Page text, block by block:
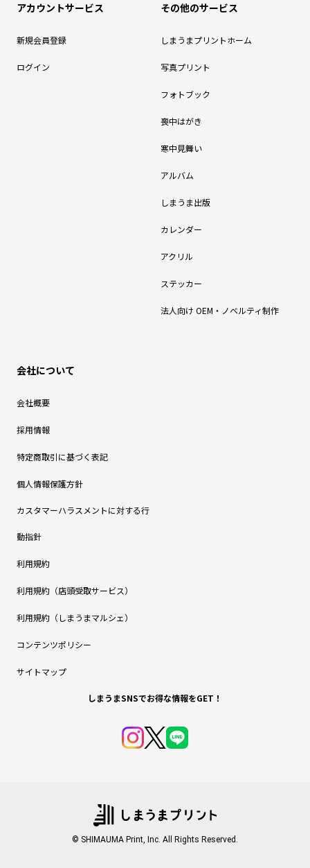
アカウントサービス
新規会員登録
ログイン
その他のサービス
しまうまプリントホーム
写真プリント
フォトブック
喪中はがき
寒中見舞い
アルバム
しまうま出版
カレンダー
アクリル
ステッカー
法人向け OEM・ノベルティ制作
会社について
会社概要
採用情報
特定商取引に基づく表記
個人情報保護方針
カスタマーハラスメントに対する行
動指針
利用規約
利用規約（店頭受取サービス）
利用規約（しまうまマルシェ）
コンテンツポリシー
サイトマップ
しまうまSNSでお得な情報をGET！
© SHIMAUMA Print, Inc. All Rights Reserved.